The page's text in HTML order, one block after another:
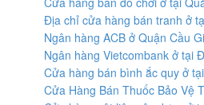
Địa chỉ cửa hàng bán tranh ở
Ngân hàng ACB ở Quận Cầu
Ngân hàng Vietcombank ở tại
Cửa hàng bán bình ắc quy ở
Cửa Hàng Bán Thuốc Bảo Vệ